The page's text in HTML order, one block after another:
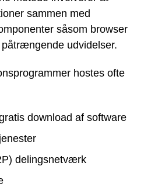
sammen med
såsom browser
udvidelser.
hostes ofte
download af software
delingsnetværk